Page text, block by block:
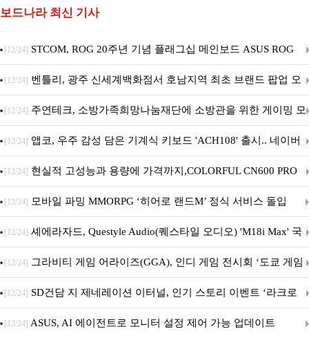
보드나라 최신 기사
[12/24] STCOM, ROG 20주년 기념 플래그십 메인보드 ASUS ROG
Crosshair X870E EDITION 20 국내 출시 예정
[12/24] 벤틀리, 광주 신세계백화점서 호남지역 최초 브랜드 팝업 오
픈
[12/24] 주연테크, 소방가족희망나눔재단에 소방관을 위한 게이밍 모
니터·스마트 펫 침대 기부
[12/24] 앱코, 우주 감성 담은 기계식 키보드 'ACH108' 출시.. 네이버
브랜드데이 기획전 진행
[12/24] 현실적 고성능과 용량에 가격까지,COLORFUL CN600 PRO
M.2 NVMe 디앤디컴 1TB
[12/24] 모바일 파밍 MMORPG ‘히어로 랜드M’ 정식 서비스 돌입
[12/24] 셰에라자드, Questyle Audio(퀘스타일 오디오) 'M18i Max' 국
내 정식 출시
[12/24] 그라비티 게임 어라이즈(GGA), 인디 게임 전시회 ‘도쿄 게임
던전 13’ 참가!
[12/24] SD건담 지 제네레이션 이터널, 인기 스토리 이벤트 ‘라크로
아의 용사’ 재개최 및 풍성한 기념 이벤트 실시!
[12/24] ASUS, AI 에이전트로 모니터 설정 제어 가능 업데이트